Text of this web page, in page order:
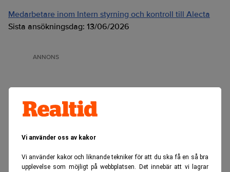
Vi använder oss av kakor
Vi använder kakor och liknande tekniker för att du ska få en så bra
upplevelse som möjligt på webbplatsen. Det innebär att vi lagrar
Medarbetare inom Intern styrning och kontroll till Alecta
Sista ansökningsdag: 13/06/2026
ANNONS